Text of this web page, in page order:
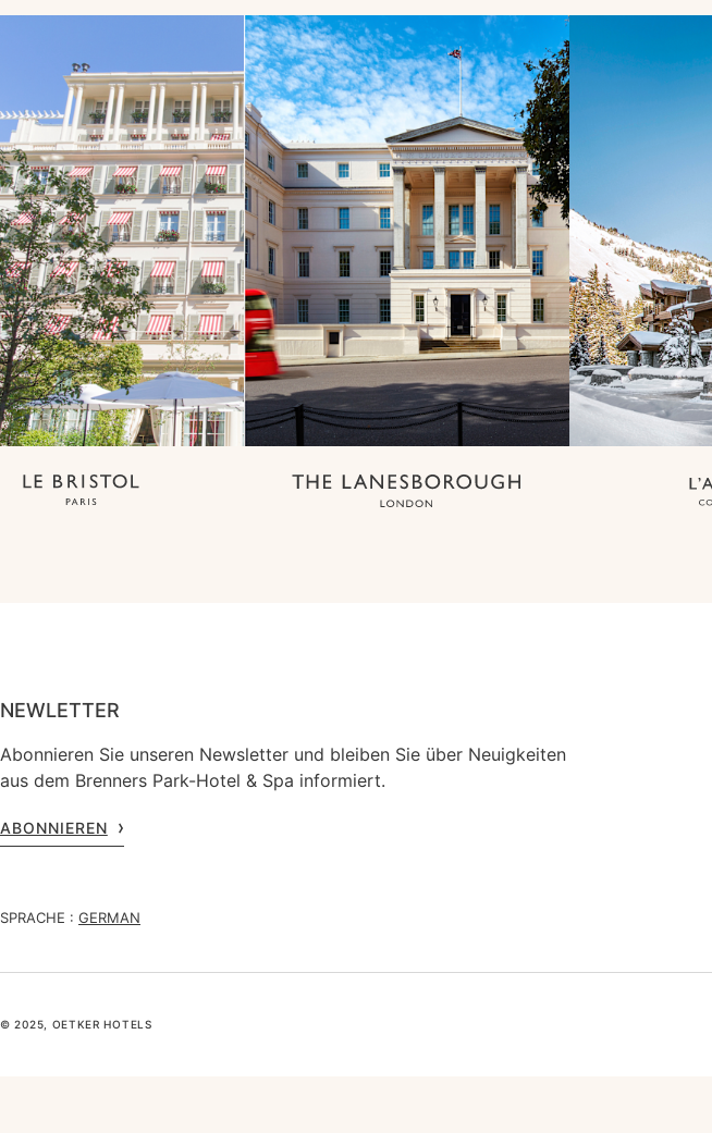
NEWLETTER
Abonnieren Sie unseren Newsletter und bleiben Sie über Neuigkeiten
aus dem Brenners Park-Hotel & Spa informiert.
ABONNIEREN
SPRACHE : GERMAN
© 2025, OETKER HOTELS